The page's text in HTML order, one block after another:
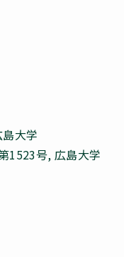
大学
号, 広島大学